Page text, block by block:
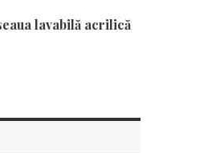
lavabilă acrilică